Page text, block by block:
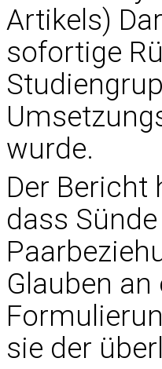
Artikels)
sofortige
wurde.
Der Bericht
dass
Glauben
sie der